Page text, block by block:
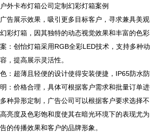
外卡布灯箱公司定制幻彩灯箱案例
告展示效果，吸引更多目标客户，寻求兼具美
彩灯箱，因其独特的动态视觉效果和丰富的色
：创怡灯箱采用RGB全彩LED技术，支持多种
，提高展示灵活性。
：超薄且轻便的设计使得安装便捷，IP65防水
：价格合理，具体可根据客户需求和批量订
种异形定制，广告公司可以根据客户要求选
亮度及色彩饱和度使其在暗光环境下的表现尤
的传播效果和客户的品牌形象。